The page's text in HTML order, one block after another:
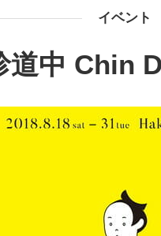
イベント
道中 Chin